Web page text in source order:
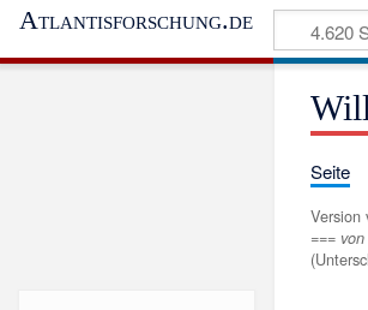
Atlantisforschung.de
Seite
Version
=== von